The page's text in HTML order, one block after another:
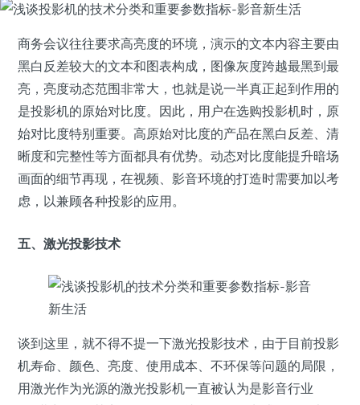
商务会议往往要求高亮度的环境，演示的文本内容主要由
黑白反差较大的文本和图表构成，图像灰度跨越最黑到最
亮，亮度动态范围非常大，也就是说一半真正起到作用的
是投影机的原始对比度。因此，用户在选购投影机时，原
始对比度特别重要。高原始对比度的产品在黑白反差、清
晰度和完整性等方面都具有优势。动态对比度能提升暗场
画面的细节再现，在视频、影音环境的打造时需要加以考
虑，以兼顾各种投影的应用。
五、激光投影技术
谈到这里，就不得不提一下激光投影技术，由于目前投影
机寿命、颜色、亮度、使用成本、不环保等问题的局限，
用激光作为光源的激光投影机一直被认为是影音行业